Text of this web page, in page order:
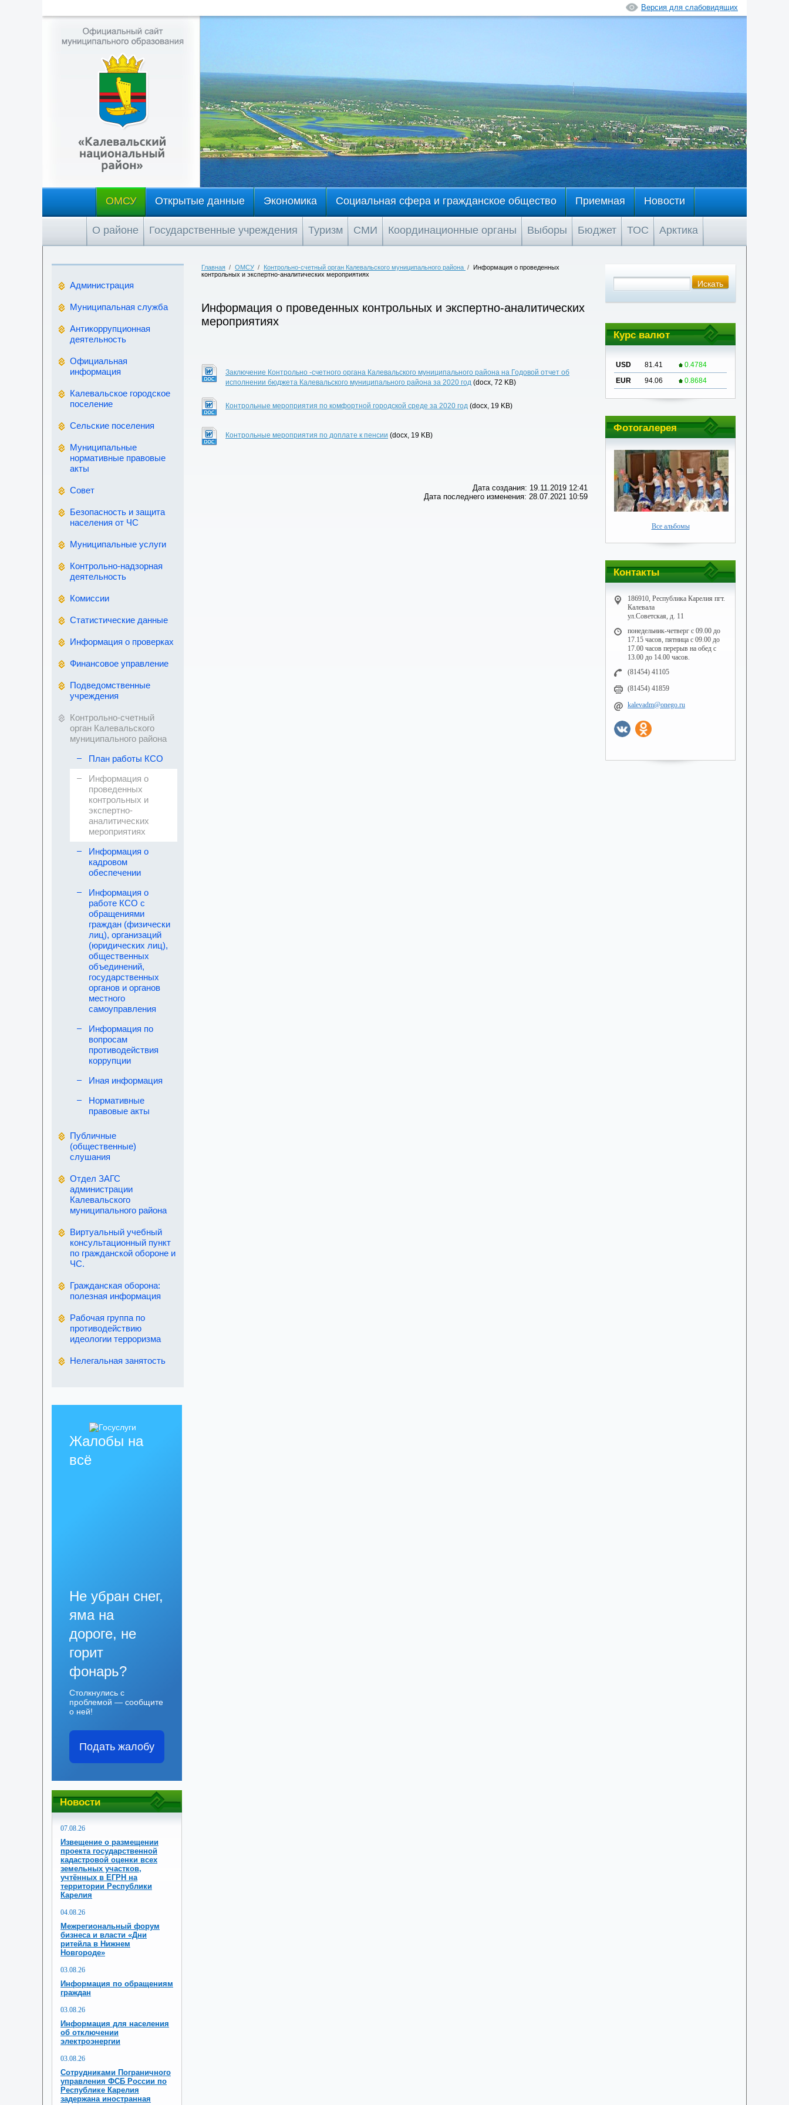
Версия для слабовидящих
ОМСУ Открытые данные Экономика Социальная сфера и гражданское общество Приемная Новости
О районе Государственные учреждения Туризм СМИ Координационные органы Выборы Бюджет ТОС Арктика
Администрация
Муниципальная служба
Антикоррупционная
деятельность
Официальная
информация
Калевальское городское
поселение
Сельские поселения
Муниципальные
нормативные правовые
акты
Совет
Безопасность и защита
населения от ЧС
Муниципальные услуги
Контрольно-надзорная
деятельность
Комиссии
Статистические данные
Информация о проверках
Финансовое управление
Подведомственные
учреждения
Контрольно-счетный
орган Калевальского
муниципального района
План работы КСО
Информация о
проведенных
контрольных и
экспертно-
аналитических
мероприятиях
Информация о
кадровом
обеспечении
Информация о
работе КСО с
обращениями
граждан (физически
лиц), организаций
(юридических лиц),
общественных
объединений,
государственных
органов и органов
местного
самоуправления
Информация по
вопросам
противодействия
коррупции
Иная информация
Нормативные
правовые акты
Публичные
(общественные)
слушания
Отдел ЗАГС
администрации
Калевальского
муниципального района
Виртуальный учебный
консультационный пункт
по гражданской обороне и
ЧС.
Гражданская оборона:
полезная информация
Рабочая группа по
противодействию
идеологии терроризма
Нелегальная занятость
Жалобы на
всё
Не убран снег,
яма на
дороге, не
горит
фонарь?
Столкнулись с
проблемой — сообщите
о ней!
Подать жалобу
Новости
07.08.26
Извещение о размещении
проекта государственной
кадастровой оценки всех
земельных участков,
учтённых в ЕГРН на
территории Республики
Карелия
04.08.26
Межрегиональный форум
бизнеса и власти «Дни
ритейла в Нижнем
Новгороде»
03.08.26
Информация по обращениям
граждан
03.08.26
Информация для населения
об отключении
электроэнергии
03.08.26
Сотрудниками Пограничного
управления ФСБ России по
Республике Карелия
задержана иностранная
Главная / ОМСУ / Контрольно-счетный орган Калевальского муниципального района /
Информация о проведенных
контрольных и экспертно-аналитических мероприятиях
Информация о проведенных контрольных и экспертно-аналитических
мероприятиях
Заключение Контрольно -счетного органа Калевальского муниципального района на Годовой отчет об
исполнении бюджета Калевальского муниципального района за 2020 год (docx, 72 KB)
Контрольные мероприятия по комфортной городской среде за 2020 год (docx, 19 KB)
Контрольные мероприятия по доплате к пенсии (docx, 19 KB)
Дата создания: 19.11.2019 12:41
Дата последнего изменения: 28.07.2021 10:59
Курс валют
USD 81.41
0.4784
EUR
94.06 0.8684
Фотогалерея
Все альбомы
Контакты
186910, Республика Карелия пгт.
Калевала
ул.Советская, д. 11
понедельник-четверг с 09.00 до
17.15 часов, пятница с 09.00 до
17.00 часов перерыв на обед с
13.00 до 14.00 часов.
(81454) 41105
(81454) 41859
kalevadm@onego.ru